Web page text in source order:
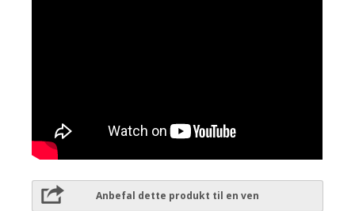
Anbefal dette produkt til en ven